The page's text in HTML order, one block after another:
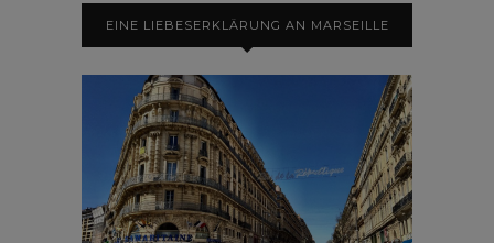
EINE LIEBESERKLÄRUNG AN MARSEILLE